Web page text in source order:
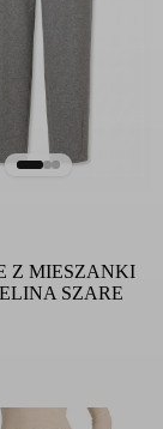
Z MIESZANKI
SZARE